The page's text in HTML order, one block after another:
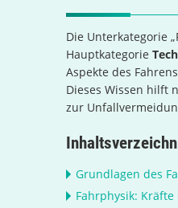
Die Unterkategorie
Hauptkategorie
Aspekte des
Dieses Wissen hilft
zur
Grundlagen des
Fahrphysik: